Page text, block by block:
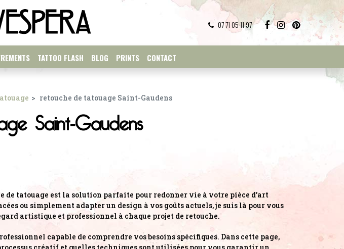
07 71 05 11 97
TATTOO FLASH BLOG PRINTS CONTACT
retouche de tatouage Saint-Gaudens
Saint-Gaudens
de tatouage est la solution parfaite pour redonner vie à votre pièce d'art
ou simplement adapter un design à vos goûts actuels, je suis là pour vous
artistique et professionnel à chaque projet de retouche.
capable de comprendre vos besoins spécifiques. Dans cette page,